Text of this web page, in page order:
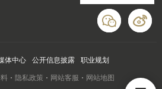
体中心 公开信息披露 职业规划
隐私政策 网站客服 网站地图